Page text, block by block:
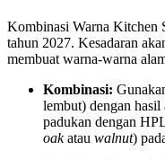
Kombinasi Warna Kitchen
tahun 2027. Kesadaran
membuat warna-warna
Kombinasi:
lembut) dengan
padukan dengan
oakatau walnut)